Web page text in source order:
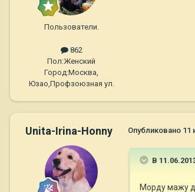
Пользователи.
862
Пол:Женский
Город:Москва,
Юзао,Профзоюзная ул.
Unita-Irina-Honny Опубликовано 11
В
Морду мажу